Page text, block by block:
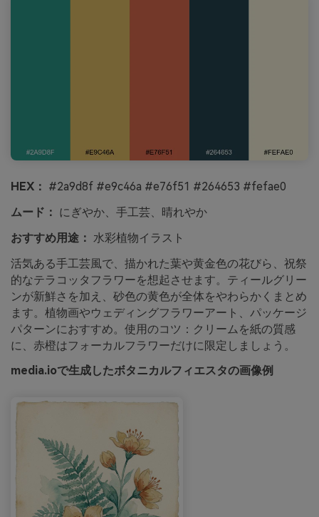
HEX： #2a9d8f #e9c46a #e76f51 #264653 #fefae0
ムード： にぎやか、手工芸、晴れやか
おすすめ用途： 水彩植物イラスト
活気ある手工芸風で、描かれた葉や黄金色の花びら、祝祭
的なテラコッタフラワーを想起させます。ティールグリー
ンが新鮮さを加え、砂色の黄色が全体をやわらかくまとめ
ます。植物画やウェディングフラワーアート、パッケージ
パターンにおすすめ。使用のコツ：クリームを紙の質感
に、赤橙はフォーカルフラワーだけに限定しましょう。
media.ioで生成したボタニカルフィエスタの画像例